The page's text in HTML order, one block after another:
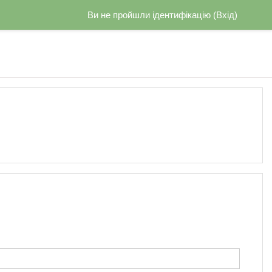
Ви не пройшли ідентифікацію (Вхід)